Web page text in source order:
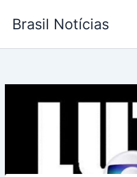
para
conteúdo
Brasil Notícias